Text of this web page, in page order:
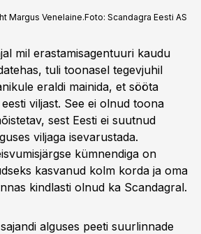
Margus Venelaine.Foto: Scandagra Eesti AS
mil erastamisagentuuri kaudu
tuli toonasel tegevjuhil
eraldi mainida, et sööta
viljast. See ei olnud toona
sest Eesti ei suutnud
viljaga isevarustada.
kümnendiga on
kasvanud kolm korda ja oma
kindlasti olnud ka Scandagral.
alguses peeti suurlinnade